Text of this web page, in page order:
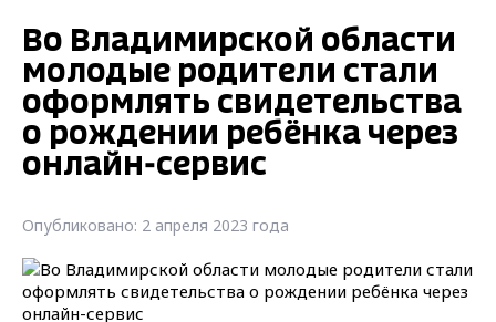
Во Владимирской области
молодые родители стали
оформлять свидетельства
о рождении ребёнка через
онлайн-сервис
Опубликовано: 2 апреля 2023 года